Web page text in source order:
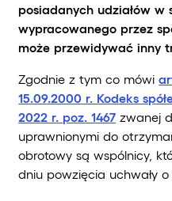
posiadanych udziałów w
wypracowanego przez
może przewidywać inny
Zgodnie z tym co mówi
15.09.2000 r. Kodeks
2022 r. poz. 1467 zwanej
uprawnionymi do
obrotowy są wspólnicy,
dniu powzięcia uchwały